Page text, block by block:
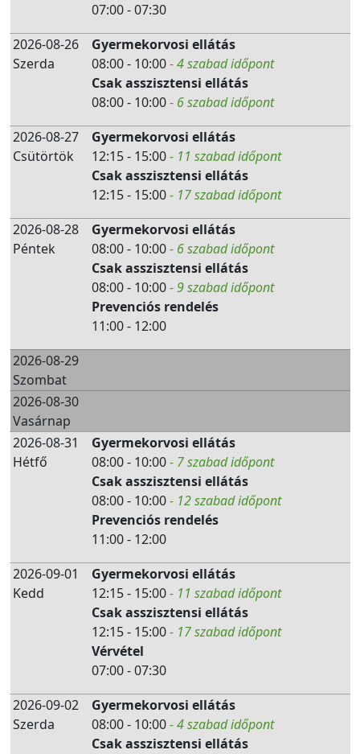
07:00 - 07:30
2026-08-26
Szerda
Gyermekorvosi ellátás
08:00 - 10:00- 4 szabad időpont
Csak asszisztensi ellátás
08:00 - 10:00- 6 szabad időpont
2026-08-27
Csütörtök
Gyermekorvosi ellátás
12:15 - 15:00- 11 szabad időpont
Csak asszisztensi ellátás
12:15 - 15:00- 17 szabad időpont
2026-08-28
Péntek
Gyermekorvosi ellátás
08:00 - 10:00- 6 szabad időpont
Csak asszisztensi ellátás
08:00 - 10:00- 9 szabad időpont
Prevenciós rendelés
11:00 - 12:00
2026-08-29
Szombat
2026-08-30
Vasárnap
2026-08-31
Hétfő
Gyermekorvosi ellátás
08:00 - 10:00- 7 szabad időpont
Csak asszisztensi ellátás
08:00 - 10:00- 12 szabad időpont
Prevenciós rendelés
11:00 - 12:00
2026-09-01
Kedd
Gyermekorvosi ellátás
12:15 - 15:00- 11 szabad időpont
Csak asszisztensi ellátás
12:15 - 15:00- 17 szabad időpont
Vérvétel
07:00 - 07:30
2026-09-02
Szerda
Gyermekorvosi ellátás
08:00 - 10:00- 4 szabad időpont
Csak asszisztensi ellátás